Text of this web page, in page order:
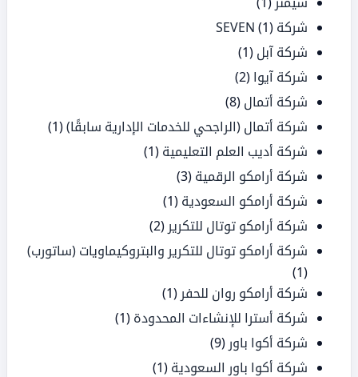
شركة SEVEN (1)
شركة آبل (1)
شركة آيوا (2)
شركة أتمال (8)
شركة أتمال (الراجحي للخدمات الإدارية سابقًا)(1)
شركة أديب العلم التعليمية (1)
شركة أرامكو الرقمية (3)
شركة أرامكو السعودية (1)
شركة أرامكو توتال للتكرير (2)
شركة أرامكو توتال للتكرير والبتروكيماويات (ساتورب)
(1)
شركة أرامكو روان للحفر (1)
شركة أسترا للإنشاءات المحدودة (1)
شركة أكوا باور (9)
شركة أكوا باور السعودية (1)